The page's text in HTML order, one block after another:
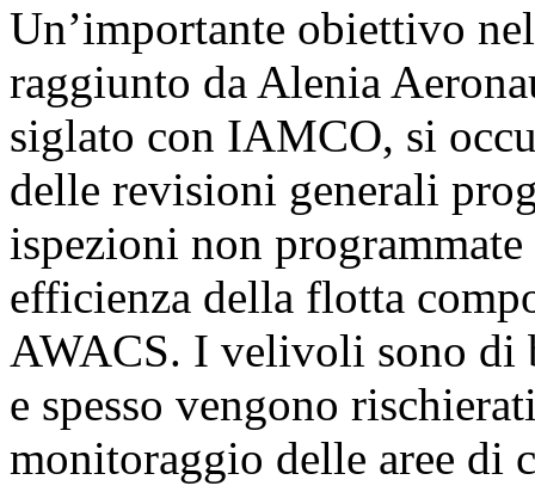
Un’importante obiettivo
raggiunto da Alenia
siglato con IAMCO, si
delle revisioni generali
ispezioni non
efficienza della flotta
AWACS. I velivoli sono di
e spesso vengono
monitoraggio delle aree di